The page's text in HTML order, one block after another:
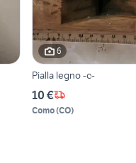
6
Pialla legno -c-
10 €
Como(CO)